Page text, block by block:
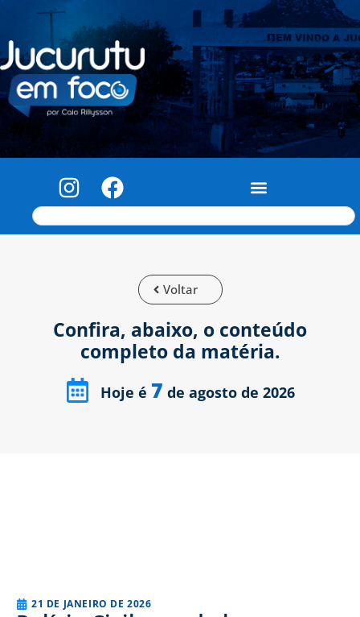
Voltar
Confira, abaixo, o conteúdo
completo da matéria.
Hoje é 7 de agosto de 2026
21 DE JANEIRO DE 2026